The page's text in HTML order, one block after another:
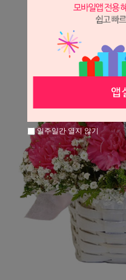
일주일간 열지 않기